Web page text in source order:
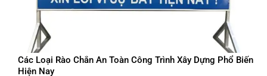
Các Loại Rào Chắn An Toàn Công Trình Xây Dựng Phổ Biến
Hiện Nay